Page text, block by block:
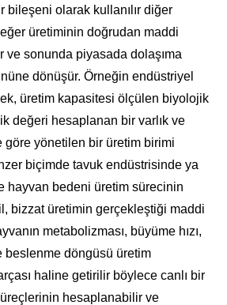
bileşeni olarak kullanılır diğer
üretiminin doğrudan maddi
ve sonunda piyasada dolaşıma
dönüşür. Örneğin endüstriyel
üretim kapasitesi ölçülen biyolojik
değeri hesaplanan bir varlık ve
göre yönetilen bir üretim birimi
biçimde tavuk endüstrisinde ya
hayvan bedeni üretim sürecinin
bizzat üretimin gerçekleştiği maddi
metabolizması, büyüme hızı,
beslenme döngüsü üretim
haline getirilir böylece canlı bir
hesaplanabilir ve